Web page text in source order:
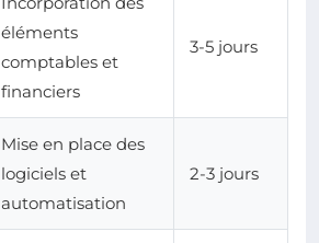
éléments
comptables et
financiers
3-5 jours
Mise en place des
logiciels et
automatisation
2-3 jours